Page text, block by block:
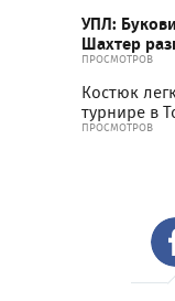
УПЛ:
Шахтер
ПРОСМОТРОВ
Костюк
турнире в
ПРОСМОТРОВ